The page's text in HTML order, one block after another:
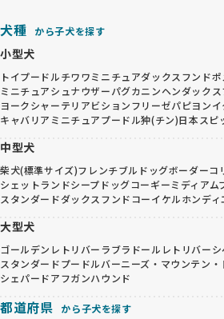
犬種 から子犬を探す
小型犬
トイプードルチワワミニチュアダックスフンド
ミニチュアシュナウザーパグカニンヘンダックス
ヨークシャーテリアビションフリーゼパピヨン
キャバリア ミニチュアプードル狆(チン)日本スピ
中型犬
柴犬(標準サイズ)フレンチブルドッグボーダーコ
シェットランドシープドッグコーギーミディアム
スタンダードダックスフンドコーイケルホンディ
大型犬
ゴールデンレトリバー ラブラドールレトリバー
スタンダードプードルバーニーズ・マウンテン・
シェパードアフガンハウンド
都道府県 から子犬を探す